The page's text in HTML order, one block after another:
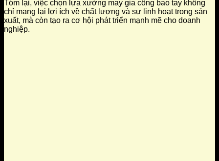
Tóm lại, việc chọn lựa xưởng may gia công bao tay không
chỉ mang lại lợi ích về chất lượng và sự linh hoạt trong sản
xuất, mà còn tạo ra cơ hội phát triển mạnh mẽ cho doanh
nghiệp.